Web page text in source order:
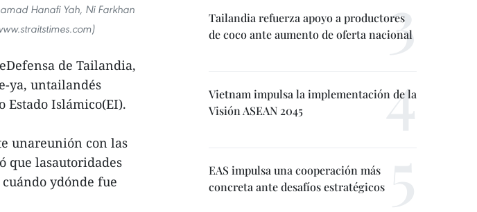
Hanafi Yah, Ni Farkhan
de Tailandia,
ya, untailandés
Estado Islámico(EI).
unareunión con las
que lasautoridades
ydónde fue
Tailandia refuerza apoyo a productores
de coco ante aumento de oferta nacional
Vietnam impulsa la implementación de la
Visión ASEAN 2045
EAS impulsa una cooperación más
concreta ante desafíos estratégicos